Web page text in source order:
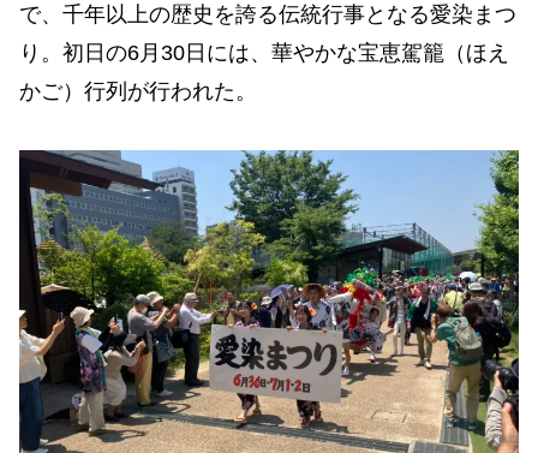
で、千年以上の歴史を誇る伝統行事となる愛染まつ
り。初日の6月30日には、華やかな宝恵駕籠（ほえ
かご）行列が行われた。